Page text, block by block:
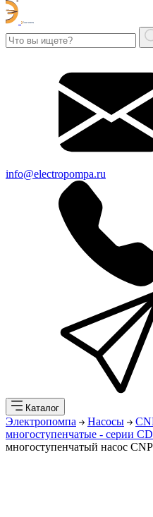
info@electropompa.ru
Каталог
Электропомпа Насосы
многоступенчатые - серии
многоступенчатый насос